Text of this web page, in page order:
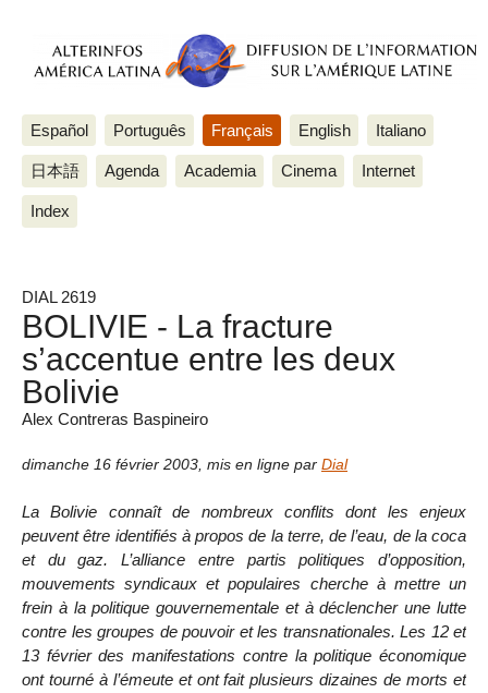
Español Português Français English Italiano
日本語 Agenda Academia Cinema Internet
Index
DIAL 2619
BOLIVIE - La fracture
s’accentue entre les deux
Bolivie
Alex Contreras Baspineiro
dimanche 16 février 2003 mis en ligne par Dial
La Bolivie connaît de nombreux conflits dont les enjeux
peuvent être identifiés à propos de la terre, de l’eau, de la coca
et du gaz. L’alliance entre partis politiques d’opposition,
mouvements syndicaux et populaires cherche à mettre un
frein à la politique gouvernementale et à déclencher une lutte
contre les groupes de pouvoir et les transnationales. Les 12 et
13 février des manifestations contre la politique économique
ont tourné à l’émeute et ont fait plusieurs dizaines de morts et